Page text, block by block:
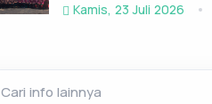
Menggali Inspirasi
Kamis, 23 Juli 2026
Cari info lainnya